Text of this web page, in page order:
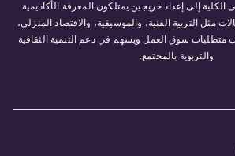
الكلية إلى إعداد خريجين يمتلكون المعرفة الأكاديمية
مثل التربية الفنية، والموسيقية، والاقتصاد المنزلي،
متطلبات سوق العمل ويسهم في دعم التنمية الثقافية
والتربوية بالمجتمع.